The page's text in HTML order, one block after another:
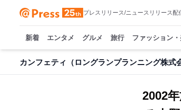
プレスリリース/ニュースリリース
新着 エンタメ グルメ 旅行 ファッション
カンフェティ（ロングランプランニング株式
2002